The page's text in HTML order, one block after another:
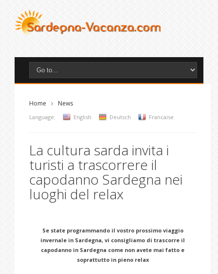
Home News
Language: English Deutsch Francaise
La cultura sarda invita i
turisti a trascorrere il
capodanno Sardegna nei
luoghi del relax
Se state programmando il vostro prossimo viaggio
invernale in Sardegna, vi consigliamo di trascorre il
capodanno in Sardegna come non avete mai fatto e
soprattutto in pieno relax